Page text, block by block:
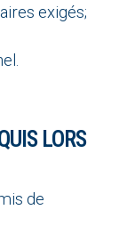
exigés;
LORS
de